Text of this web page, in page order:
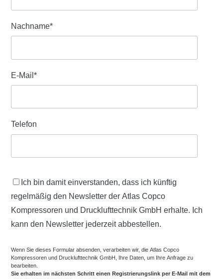
Nachname*
E-Mail *
Telefon
Ich bin damit einverstanden, dass ich künftig
regelmäßig den Newsletter der Atlas Copco
Kompressoren und Drucklufttechnik GmbH erhalte. Ich
kann den Newsletter jederzeit abbestellen.
Wenn Sie dieses Formular absenden, verarbeiten wir, die Atlas Copco
Kompressoren und Drucklufttechnik GmbH, Ihre Daten, um Ihre Anfrage zu
bearbeiten.
Sie erhalten im nächsten Schritt einen Registrierungslink per E-Mail mit dem